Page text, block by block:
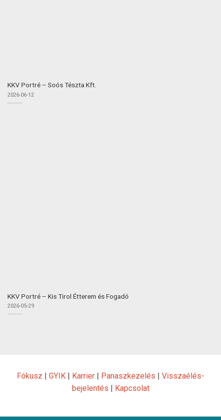
KKV Portré – Soós Tészta Kft.
2026-06-12
KKV Portré – Kis Tirol Étterem és Fogadó
2026-05-29
Fókusz GYIK Karrier Panaszkezelés
Visszaélés-
bejelentés
Kapcsolat